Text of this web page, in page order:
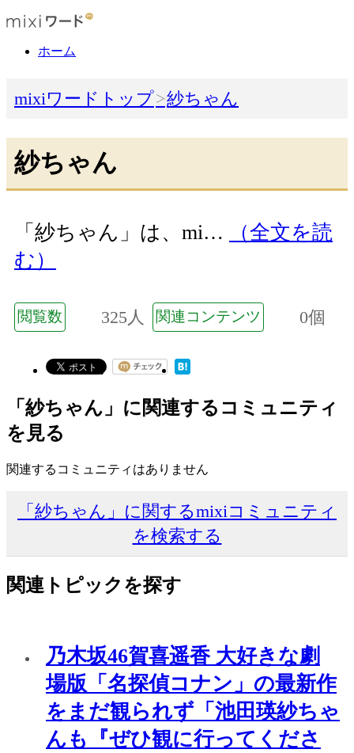
ホーム
mixiワードトップ 紗ちゃん
紗ちゃん
「紗ちゃん」は、mi…
（全文を読
む）
閲覧数 325人 関連コンテンツ 0個
「紗ちゃん」に関連するコミュニティ
を見る
関連するコミュニティはありません
「紗ちゃん」に関するmixiコミュニティ
を検索する
関連トピックを探す
乃木坂46賀喜遥香 大好きな劇
場版「名探偵コナン」の最新作
をまだ観られず「池田瑛紗ちゃ
んも『ぜひ観に行ってくださ